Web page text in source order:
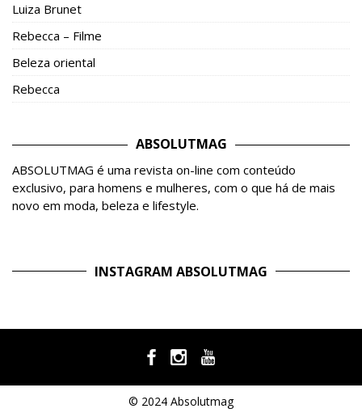
Luiza Brunet
Rebecca – Filme
Beleza oriental
Rebecca
ABSOLUTMAG
ABSOLUTMAG é uma revista on-line com conteúdo
exclusivo, para homens e mulheres, com o que há de mais
novo em moda, beleza e lifestyle.
INSTAGRAM ABSOLUTMAG
© 2024 Absolutmag